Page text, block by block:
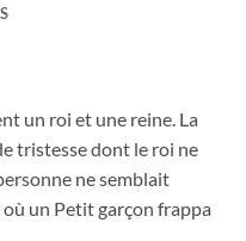
un roi et une reine. La
tristesse dont le roi ne
ne semblait
où un Petit garçon frappa